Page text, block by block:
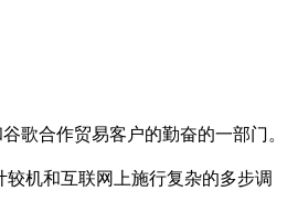
歌合作贸易客户的勤奋的一部门。
较机和互联网上施行复杂的多步调